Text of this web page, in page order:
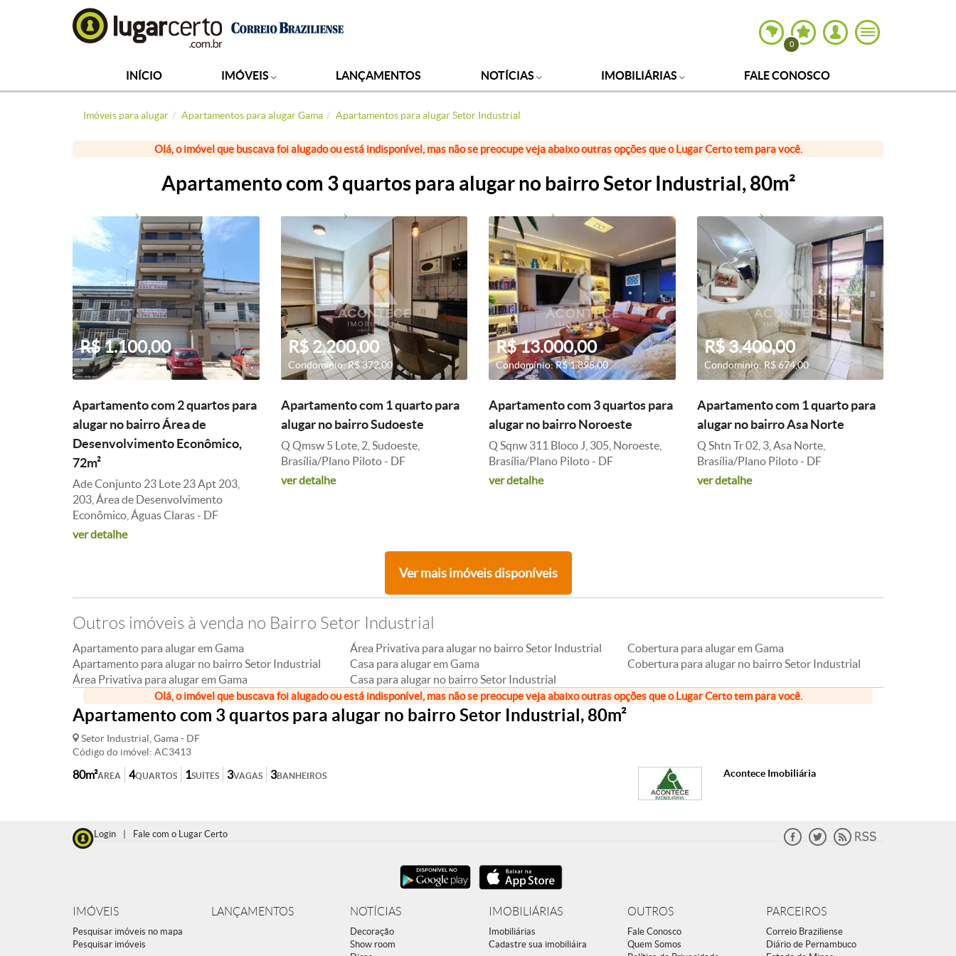
0
INÍCIO IMÓVEIS LANÇAMENTOS NOTÍCIAS IMOBILIÁRIAS FALE CONOSCO
Imóveis para alugar Apartamentos para alugar Gama Apartamentos para alugar Setor Industrial
Olá, o imóvel que buscava foi alugado ou está indisponível, mas não se preocupe veja abaixo outras opções que o Lugar Certo tem para você.
Apartamento com 3 quartos para alugar no bairro Setor Industrial, 80m²
R$ 1.100,00
Apartamento com 2 quartos para
alugar no bairro Área de
Desenvolvimento Econômico,
72m²
Ade Conjunto 23 Lote 23 Apt 203,
203, Área de Desenvolvimento
Econômico, Águas Claras - DF
ver detalhe
R$ 2.200,00
Condomínio: R$ 372,00
Apartamento com 1 quarto para
alugar no bairro Sudoeste
Q Qmsw 5 Lote, 2, Sudoeste,
Brasília/Plano Piloto - DF
ver detalhe
R$ 13.000,00
Condomínio: R$ 1.895,00
Apartamento com 3 quartos para
alugar no bairro Noroeste
Q Sqnw 311 Bloco J, 305, Noroeste,
Brasília/Plano Piloto - DF
ver detalhe
R$ 3.400,00
Condomínio: R$ 674,00
Apartamento com 1 quarto para
alugar no bairro Asa Norte
Q Shtn Tr 02, 3, Asa Norte,
Brasília/Plano Piloto - DF
ver detalhe
Ver mais imóveis disponíveis
Outros imóveis à venda no Bairro Setor Industrial
Apartamento para alugar em Gama
Apartamento para alugar no bairro Setor Industrial
Área Privativa para alugar em Gama
Área Privativa para alugar no bairro Setor Industrial
Casa para alugar em Gama
Casa para alugar no bairro Setor Industrial
Cobertura para alugar em Gama
Cobertura para alugar no bairro Setor Industrial
Olá, o imóvel que buscava foi alugado ou está indisponível, mas não se preocupe veja abaixo outras opções que o Lugar Certo tem para você.
Apartamento com 3 quartos para alugar no bairro Setor Industrial, 80m²
Setor Industrial, Gama - DF
Código do imóvel: AC3413
ÁREA
80m² QUARTOS
4 SUÍTES
1 VAGAS
3 BANHEIROS
3 Acontece Imobiliária
Login | Fale com o Lugar Certo
IMÓVEIS
Pesquisar imóveis no mapa
Pesquisar imóveis
LANÇAMENTOS NOTÍCIAS
Decoração
Show room
IMOBILIÁRIAS
Imobiliárias
Cadastre sua imobiliáira
OUTROS
Fale Conosco
Quem Somos
PARCEIROS
Correio Braziliense
Diário de Pernambuco